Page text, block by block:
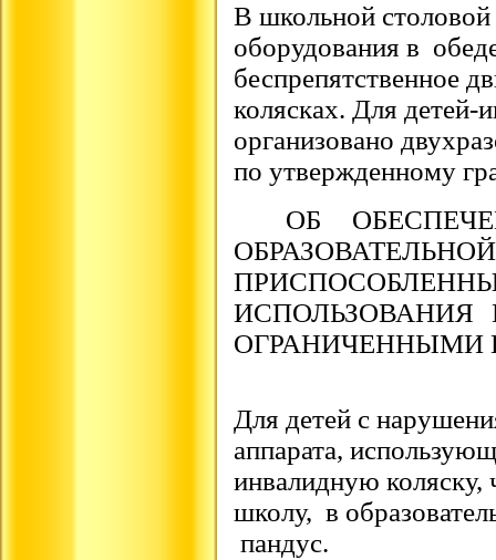
В школьной столовой
оборудования в
беспрепятственное
колясках. Для детей-
организовано
по утвержденному
ОБ
ОГРАНИЧЕННЫМИ
Для детей с
аппарата,
инвалидную коляску,
школу, в
пандус.